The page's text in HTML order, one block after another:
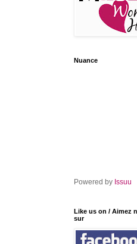
Nuance
Powered by Issuu
Like us on / Aimez
sur